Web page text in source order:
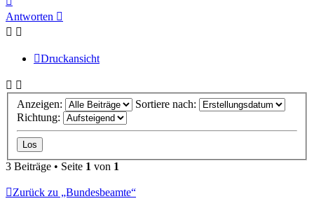
oben
Antworten
Druckansicht
Anzeigen:
Sortiere nach:
Richtung:
3 Beiträge • Seite 1 von 1
Zurück zu „Bundesbeamte“